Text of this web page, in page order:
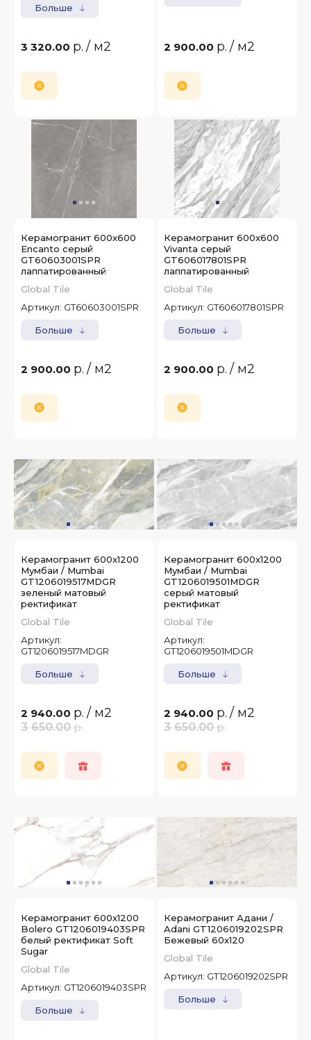
Больше
3 320.00 р. / м2 2 900.00 р. / м2
Керамогранит 600x600
Encanto серый
GT60603001SPR
лаппатированный
Global Tile
Артикул: GT60603001SPR
Больше
2 900.00 р. / м2
Керамогранит 600x600
Vivanta серый
GT606017801SPR
лаппатированный
Global Tile
Артикул: GT606017801SPR
Больше
2 900.00 р. / м2
Керамогранит 600x1200
Мумбаи / Mumbai
GT1206019517MDGR
зеленый матовый
ректификат
Global Tile
Артикул:
GT1206019517MDGR
Больше
2 940.00 р. / м2
3 650.00 р.
Керамогранит 600x1200
Мумбаи / Mumbai
GT1206019501MDGR
серый матовый
ректификат
Global Tile
Артикул:
GT1206019501MDGR
Больше
2 940.00 р. / м2
3 650.00 р.
Керамогранит 600x1200
Bolero GT1206019403SPR
белый ректификат Soft
Sugar
Global Tile
Артикул: GT1206019403SPR
Больше
Керамогранит Адани /
Adani GT1206019202SPR
Бежевый 60x120
Global Tile
Артикул: GT1206019202SPR
Больше